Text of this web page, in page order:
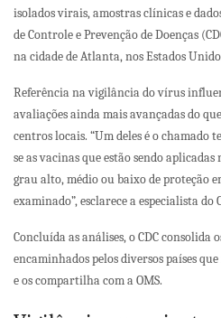
isolados virais, amostras clínicas e
de Controle e Prevenção de Doenças
na cidade de Atlanta, nos Estados
Referência na vigilância do vírus
avaliações ainda mais avançadas do
centros locais. “Um deles é o chamado
se as vacinas que estão sendo
grau alto, médio ou baixo de proteção
examinado”, esclarece a especialista do
Concluída as análises, o CDC
encaminhados pelos diversos países
e os compartilha com a OMS.